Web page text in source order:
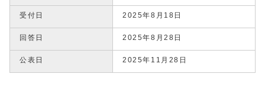
受付日 2025年8月18日
回答日 2025年8月28日
公表日 2025年11月28日